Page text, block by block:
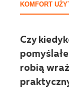
KOMFORT
Czy
robią